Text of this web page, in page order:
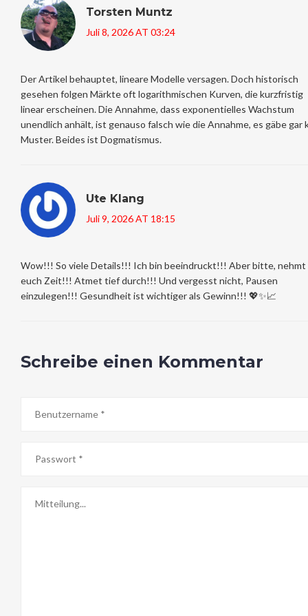
Torsten Muntz
Juli 8, 2026 AT 03:24
Der Artikel behauptet, lineare Modelle versagen. Doch historisch
gesehen folgen Märkte oft logarithmischen Kurven, die kurzfristig
linear erscheinen. Die Annahme, dass exponentielles Wachstum
unendlich anhält, ist genauso falsch wie die Annahme, es gäbe gar
Muster. Beides ist Dogmatismus.
Ute Klang
Juli 9, 2026 AT 18:15
Wow!!! So viele Details!!! Ich bin beeindruckt!!! Aber bitte, nehmt
euch Zeit!!! Atmet tief durch!!! Und vergesst nicht, Pausen
einzulegen!!! Gesundheit ist wichtiger als Gewinn!!! 💖✨📈
Schreibe einen Kommentar